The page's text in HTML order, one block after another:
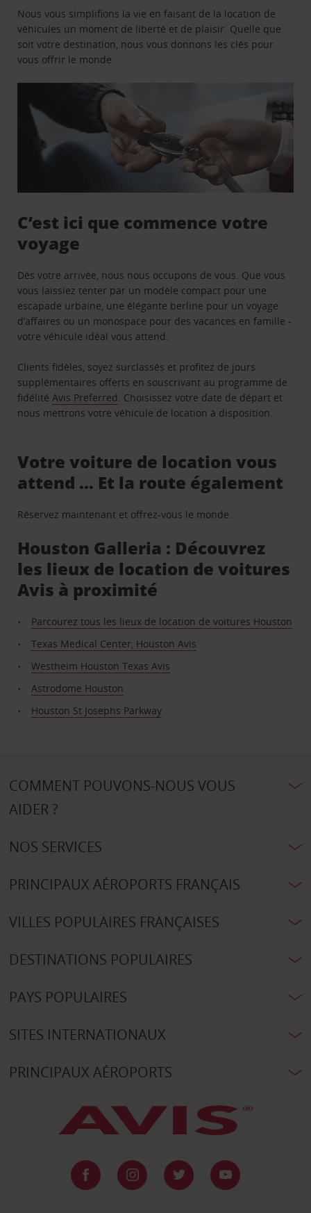
Nous vous simplifions la vie en faisant de la location de
véhicules un moment de liberté et de plaisir. Quelle que
soit votre destination, nous vous donnons les clés pour
vous offrir le monde.
C’est ici que commence votre
voyage
Dès votre arrivée, nous nous occupons de vous. Que vous
vous laissiez tenter par un modèle compact pour une
escapade urbaine, une élégante berline pour un voyage
d’affaires ou un monospace pour des vacances en famille -
votre véhicule idéal vous attend.
Clients fidèles, soyez surclassés et profitez de jours
supplémentaires offerts en souscrivant au programme de
fidélitéAvis Preferred. Choisissez votre date de départ et
nous mettrons votre véhicule de location à disposition.
Votre voiture de location vous
attend … Et la route également
Réservez maintenant et offrez-vous le monde.
Houston Galleria : Découvrez
les lieux de location de voitures
Avis à proximité
Parcourez tous les lieux de location de voitures Houston
Texas Medical Center, Houston Avis
Westheim Houston Texas Avis
Astrodome Houston
Houston St Josephs Parkway
COMMENT POUVONS-NOUS VOUS
AIDER ?
NOS SERVICES
PRINCIPAUX AÉROPORTS FRANÇAIS
VILLES POPULAIRES FRANÇAISES
DESTINATIONS POPULAIRES
PAYS POPULAIRES
SITES INTERNATIONAUX
PRINCIPAUX AÉROPORTS